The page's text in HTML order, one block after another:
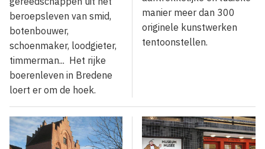
beroepsleven van smid,
botenbouwer,
schoenmaker, loodgieter,
timmerman... Het rijke
boerenleven in Bredene
loert er om de hoek.
manier meer dan 300
originele kunstwerken
tentoonstellen.